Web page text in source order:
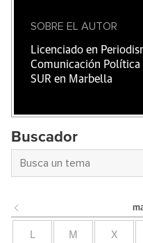
SOBRE EL AUTOR
Licenciado en
Comunicación Política
SUR en Marbella
Buscador
L M X